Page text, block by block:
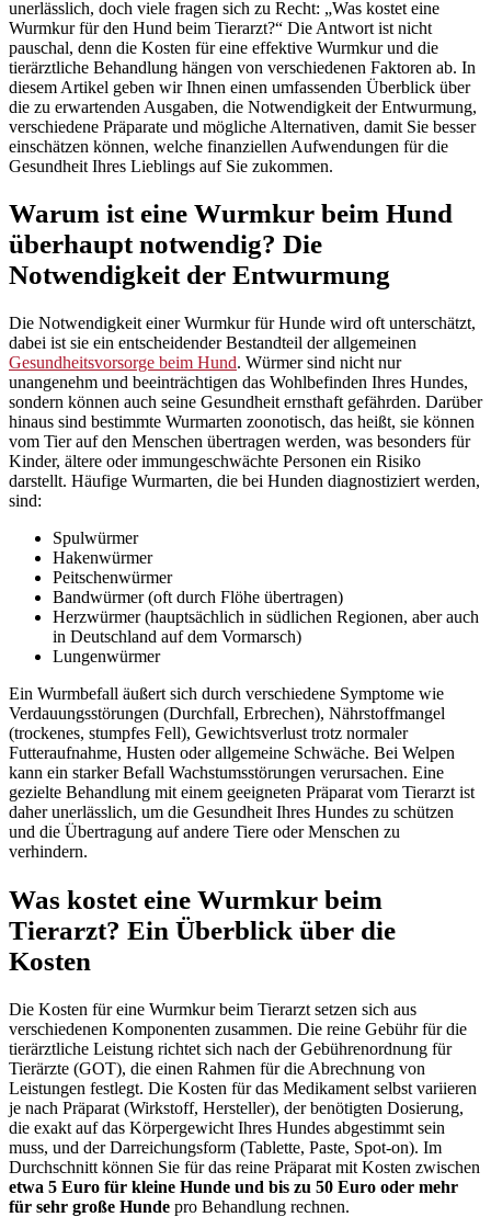
unerlässlich, doch viele fragen sich zu Recht: „Was kostet eine
Wurmkur für den Hund beim Tierarzt?“ Die Antwort ist nicht
pauschal, denn die Kosten für eine effektive Wurmkur und die
tierärztliche Behandlung hängen von verschiedenen Faktoren ab. In
diesem Artikel geben wir Ihnen einen umfassenden Überblick über
die zu erwartenden Ausgaben, die Notwendigkeit der Entwurmung,
verschiedene Präparate und mögliche Alternativen, damit Sie besser
einschätzen können, welche finanziellen Aufwendungen für die
Gesundheit Ihres Lieblings auf Sie zukommen.
Warum ist eine Wurmkur beim Hund
überhaupt notwendig? Die
Notwendigkeit der Entwurmung
Die Notwendigkeit einer Wurmkur für Hunde wird oft unterschätzt,
dabei ist sie ein entscheidender Bestandteil der allgemeinen
Gesundheitsvorsorge beim Hund. Würmer sind nicht nur
unangenehm und beeinträchtigen das Wohlbefinden Ihres Hundes,
sondern können auch seine Gesundheit ernsthaft gefährden. Darüber
hinaus sind bestimmte Wurmarten zoonotisch, das heißt, sie können
vom Tier auf den Menschen übertragen werden, was besonders für
Kinder, ältere oder immungeschwächte Personen ein Risiko
darstellt. Häufige Wurmarten, die bei Hunden diagnostiziert werden,
sind:
Spulwürmer
Hakenwürmer
Peitschenwürmer
Bandwürmer (oft durch Flöhe übertragen)
Herzwürmer (hauptsächlich in südlichen Regionen, aber auch
in Deutschland auf dem Vormarsch)
Lungenwürmer
Ein Wurmbefall äußert sich durch verschiedene Symptome wie
Verdauungsstörungen (Durchfall, Erbrechen), Nährstoffmangel
(trockenes, stumpfes Fell), Gewichtsverlust trotz normaler
Futteraufnahme, Husten oder allgemeine Schwäche. Bei Welpen
kann ein starker Befall Wachstumsstörungen verursachen. Eine
gezielte Behandlung mit einem geeigneten Präparat vom Tierarzt ist
daher unerlässlich, um die Gesundheit Ihres Hundes zu schützen
und die Übertragung auf andere Tiere oder Menschen zu
verhindern.
Was kostet eine Wurmkur beim
Tierarzt? Ein Überblick über die
Kosten
Die Kosten für eine Wurmkur beim Tierarzt setzen sich aus
verschiedenen Komponenten zusammen. Die reine Gebühr für die
tierärztliche Leistung richtet sich nach der Gebührenordnung für
Tierärzte (GOT), die einen Rahmen für die Abrechnung von
Leistungen festlegt. Die Kosten für das Medikament selbst variieren
je nach Präparat (Wirkstoff, Hersteller), der benötigten Dosierung,
die exakt auf das Körpergewicht Ihres Hundes abgestimmt sein
muss, und der Darreichungsform (Tablette, Paste, Spot-on). Im
Durchschnitt können Sie für das reine Präparat mit Kosten zwischen
etwa 5 Euro für kleine Hunde und bis zu 50 Euro oder mehr
für sehr große Hunde pro Behandlung rechnen.